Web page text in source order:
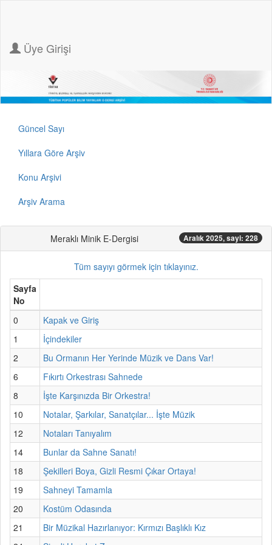
Üye Girişi
Güncel Sayı
Yıllara Göre Arşiv
Konu Arşivi
Arşiv Arama
Meraklı Minik E-Dergisi Aralık 2025, sayi: 228
Tüm sayıyı görmek için tıklayınız.
Sayfa
No
0
Kapak ve Giriş
1
İçindekiler
2
Bu Ormanın Her Yerinde Müzik ve Dans Var!
6
Fıkırtı Orkestrası Sahnede
8
İşte Karşınızda Bir Orkestra!
10
Notalar, Şarkılar, Sanatçılar... İşte Müzik
12
Notaları Tanıyalım
14
Bunlar da Sahne Sanatı!
18
Şekilleri Boya, Gizli Resmi Çıkar Ortaya!
19
Sahneyi Tamamla
20
Kostüm Odasında
21
Bir Müzikal Hazırlanıyor: Kırmızı Başlıklı Kız